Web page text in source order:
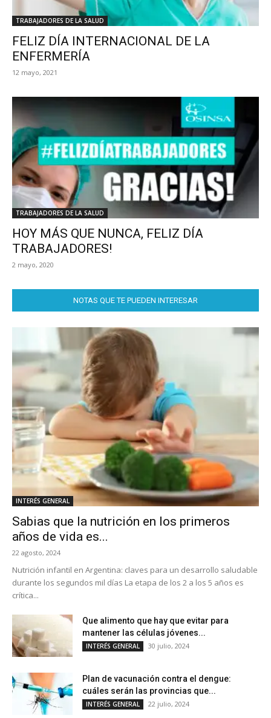
TRABAJADORES DE LA SALUD
FELIZ DÍA INTERNACIONAL DE LA
ENFERMERÍA
12 mayo, 2021
TRABAJADORES DE LA SALUD
HOY MÁS QUE NUNCA, FELIZ DÍA
TRABAJADORES!
2 mayo, 2020
NOTAS QUE TE PUEDEN INTERESAR
INTERÉS GENERAL
Sabias que la nutrición en los primeros
años de vida es...
22 agosto, 2024
Nutrición infantil en Argentina: claves para un desarrollo saludable
durante los segundos mil días La etapa de los 2 a los 5 años es
crítica...
Que alimento que hay que evitar para
mantener las células jóvenes...
INTERÉS GENERAL 30 julio, 2024
Plan de vacunación contra el dengue:
cuáles serán las provincias que...
INTERÉS GENERAL 22 julio, 2024